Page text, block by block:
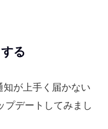
る
知が上手く届かない
プデートしてみまし